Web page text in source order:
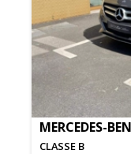
MERCEDES-
CLASSE B